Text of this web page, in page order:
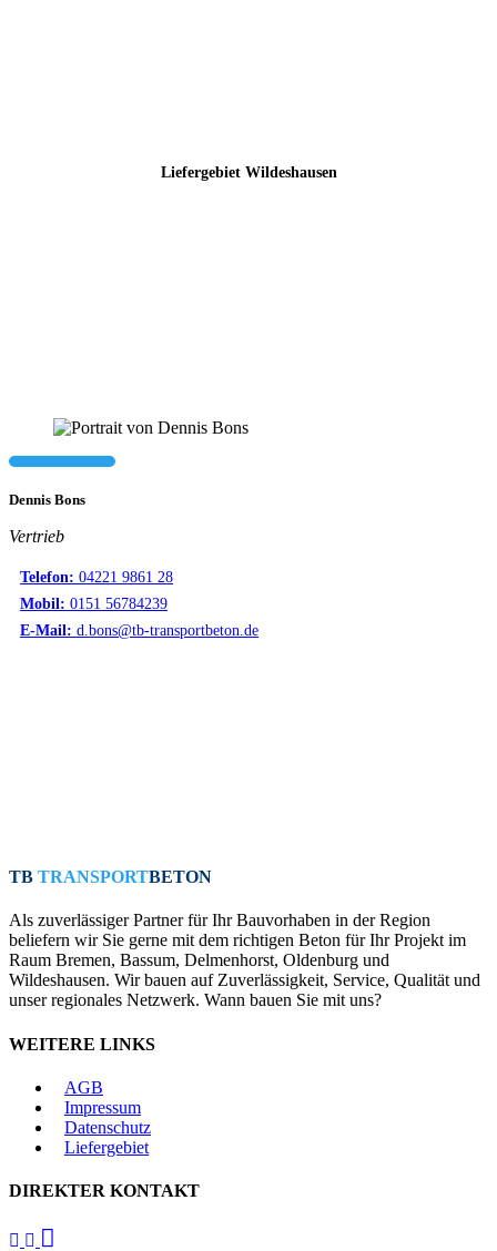
Liefergebiet Wildeshausen
Dennis Bons
Vertrieb
Telefon: 04221 9861 28
Mobil: 0151 56784239
E-Mail: d.bons@tb-transportbeton.de
TB TRANSPORTBETON
Als zuverlässiger Partner für Ihr Bauvorhaben in der Region
beliefern wir Sie gerne mit dem richtigen Beton für Ihr Projekt im
Raum Bremen, Bassum, Delmenhorst, Oldenburg und
Wildeshausen. Wir bauen auf Zuverlässigkeit, Service, Qualität und
unser regionales Netzwerk. Wann bauen Sie mit uns?
WEITERE LINKS
AGB
Impressum
Datenschutz
Liefergebiet
DIREKTER KONTAKT